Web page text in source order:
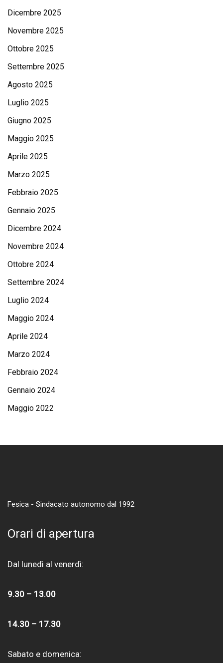
Dicembre 2025
Novembre 2025
Ottobre 2025
Settembre 2025
Agosto 2025
Luglio 2025
Giugno 2025
Maggio 2025
Aprile 2025
Marzo 2025
Febbraio 2025
Gennaio 2025
Dicembre 2024
Novembre 2024
Ottobre 2024
Settembre 2024
Luglio 2024
Maggio 2024
Aprile 2024
Marzo 2024
Febbraio 2024
Gennaio 2024
Maggio 2022
Fesica - Sindacato autonomo dal 1992
Orari di apertura
Dal lunedì al venerdì:
9.30 – 13.00
14.30 – 17.30
Sabato e domenica: